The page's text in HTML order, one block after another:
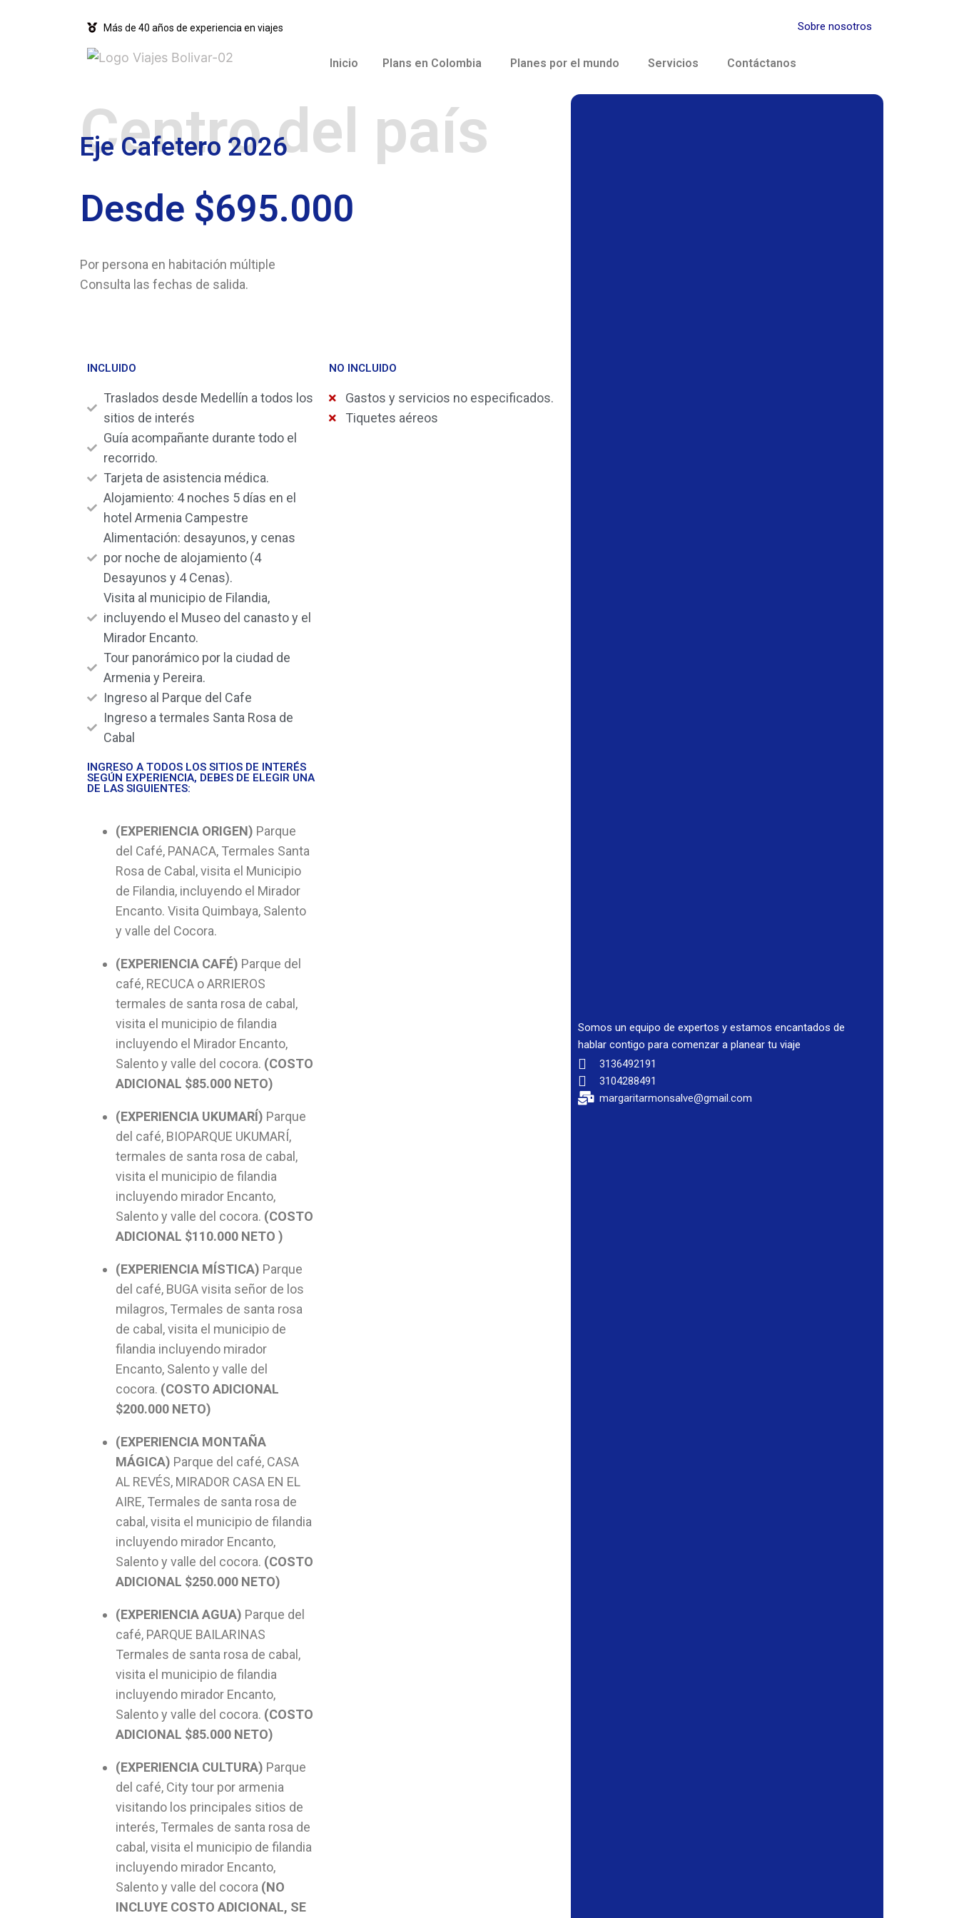
Más de 40 años de experiencia en viajes Sobre nosotros
Inicio Plans en Colombia Planes por el mundo Servicios Contáctanos
Centro del país
Eje Cafetero 2026
Desde $695.000
Por persona en habitación múltiple
Consulta las fechas de salida.
INCLUIDO
Traslados desde Medellín a todos los
sitios de interés
Guía acompañante durante todo el
recorrido.
Tarjeta de asistencia médica.
Alojamiento: 4 noches 5 días en el
hotel Armenia Campestre
Alimentación: desayunos, y cenas
por noche de alojamiento (4
Desayunos y 4 Cenas).
Visita al municipio de Filandia,
incluyendo el Museo del canasto y el
Mirador Encanto.
Tour panorámico por la ciudad de
Armenia y Pereira.
Ingreso al Parque del Cafe
Ingreso a termales Santa Rosa de
Cabal
INGRESO A TODOS LOS SITIOS DE INTERÉS
SEGÚN EXPERIENCIA, DEBES DE ELEGIR UNA
DE LAS SIGUIENTES:
(EXPERIENCIA ORIGEN) Parque
del Café, PANACA, Termales Santa
Rosa de Cabal, visita el Municipio
de Filandia, incluyendo el Mirador
Encanto. Visita Quimbaya, Salento
y valle del Cocora.
(EXPERIENCIA CAFÉ) Parque del
café, RECUCA o ARRIEROS
termales de santa rosa de cabal,
visita el municipio de filandia
incluyendo el Mirador Encanto,
Salento y valle del cocora. (COSTO
ADICIONAL $85.000 NETO)
(EXPERIENCIA UKUMARÍ) Parque
del café, BIOPARQUE UKUMARÍ,
termales de santa rosa de cabal,
visita el municipio de filandia
incluyendo mirador Encanto,
Salento y valle del cocora. (COSTO
ADICIONAL $110.000 NETO )
(EXPERIENCIA MÍSTICA) Parque
del café, BUGA visita señor de los
milagros, Termales de santa rosa
de cabal, visita el municipio de
filandia incluyendo mirador
Encanto, Salento y valle del
cocora. (COSTO ADICIONAL
$200.000 NETO)
(EXPERIENCIA MONTAÑA
MÁGICA) Parque del café, CASA
AL REVÉS, MIRADOR CASA EN EL
AIRE, Termales de santa rosa de
cabal, visita el municipio de filandia
incluyendo mirador Encanto,
Salento y valle del cocora. (COSTO
ADICIONAL $250.000 NETO)
(EXPERIENCIA AGUA) Parque del
café, PARQUE BAILARINAS
Termales de santa rosa de cabal,
visita el municipio de filandia
incluyendo mirador Encanto,
Salento y valle del cocora. (COSTO
ADICIONAL $85.000 NETO)
(EXPERIENCIA CULTURA) Parque
del café, City tour por armenia
visitando los principales sitios de
interés, Termales de santa rosa de
cabal, visita el municipio de filandia
incluyendo mirador Encanto,
Salento y valle del cocora (NO
INCLUYE COSTO ADICIONAL, SE
NO INCLUIDO
Gastos y servicios no especificados.
Tiquetes aéreos
Somos un equipo de expertos y estamos encantados de
hablar contigo para comenzar a planear tu viaje
3136492191
3104288491
margaritarmonsalve@gmail.com